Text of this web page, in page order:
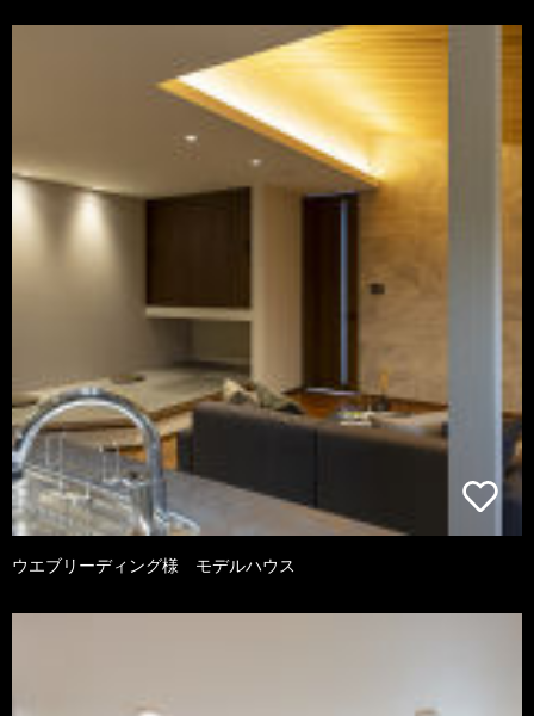
ウエブリーディング様 モデルハウス